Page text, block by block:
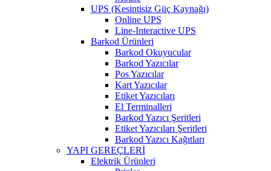
UPS (Kesintisiz Güç Kaynağı)
Online UPS
Line-Interactive UPS
Barkod Ürünleri
Barkod Okuyucular
Barkod Yazıcılar
Pos Yazıcılar
Kart Yazıcılar
Etiket Yazıcıları
El Terminalleri
Barkod Yazıcı Şeritleri
Etiket Yazıcıları Şeritleri
Barkod Yazıcı Kağıtları
YAPI GEREÇLERİ
Elektrik Ürünleri